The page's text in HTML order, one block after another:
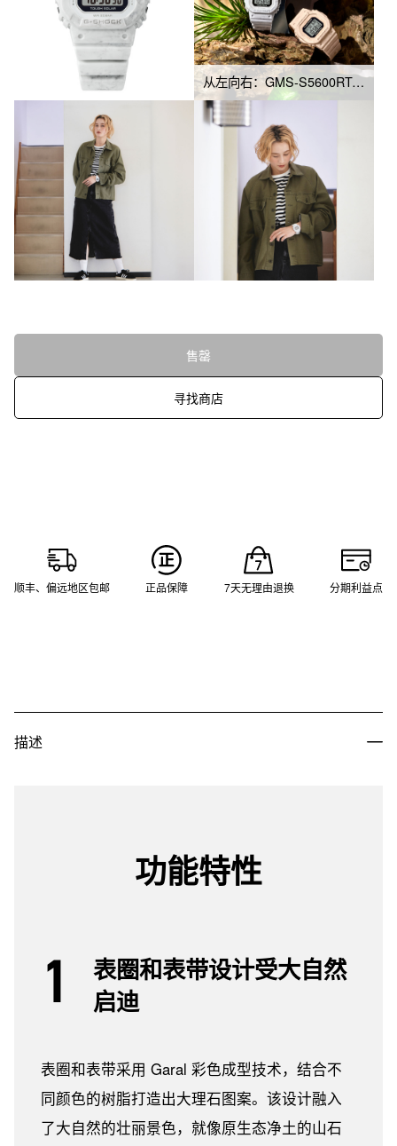
从左向右：GMS-S5600RT-7、GMS-S5600RT-4
售罄
寻找商店
顺丰、偏远地区包邮 正品保障 7天无理由退换 分期利益点
描述
功能特性
表圈和表带设计受大自然
启迪
表圈和表带采用 Garal 彩色成型技术，结合不
同颜色的树脂打造出大理石图案。该设计融入
了大自然的壮丽景色，就像原生态净土的山石